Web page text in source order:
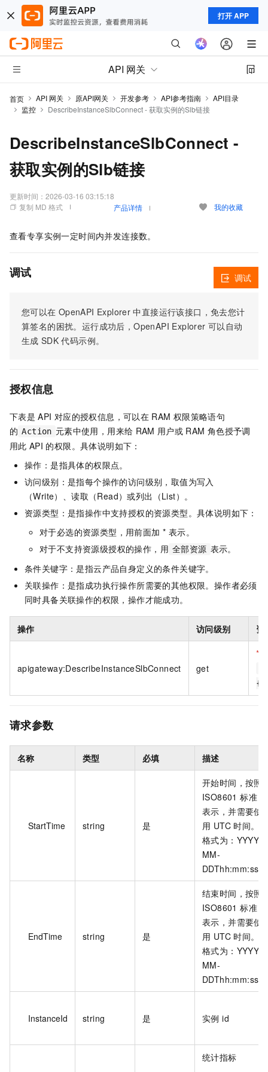
打开 APP
API 网关
首页 API 网关 原API网关 开发参考 API参考指南
API目录
监控
DescribeInstanceSlbConnect - 获取实例的Slb链接
DescribeInstanceSlbConnect -
获取实例的Slb链接
更新时间： 2026-03-16 03:15:18
复制 MD 格式
产品详情 我的收藏
查看专享实例一定时间内并发连接数。
调试
您可以在 OpenAPI Explorer 中直接运行该接口，免去您计
算签名的困扰。运行成功后，OpenAPI Explorer 可以自动
生成 SDK 代码示例。
调试
授权信息
下表是 API 对应的授权信息，可以在 RAM 权限策略语句
的 Action 元素中使用，用来给 RAM 用户或 RAM 角色授予调
用此 API 的权限。具体说明如下：
操作：是指具体的权限点。
访问级别：是指每个操作的访问级别，取值为写入
（Write）、读取（Read）或列出（List）。
资源类型：是指操作中支持授权的资源类型。具体说明如下：
对于必选的资源类型，用前面加 * 表示。
对于不支持资源级授权的操作，用 全部资源 表示。
条件关键字：是指云产品自身定义的条件关键字。
关联操作：是指成功执行操作所需要的其他权限。操作者必须
同时具备关联操作的权限，操作才能成功。
操作 访问级别 资
apigateway:DescribeInstanceSlbConnect get
*
请求参数
名称 类型 必填 描述
StartTime string 是
开始时间，按照
ISO8601 标准
表示，并需要使
用 UTC 时间。
格式为：YYYY-
MM-
DDThh:mm:ssZ
EndTime string 是
结束时间，按照
ISO8601 标准
表示，并需要使
用 UTC 时间。
格式为：YYYY-
MM-
DDThh:mm:ssZ
InstanceId string 是 实例 id
统计指标